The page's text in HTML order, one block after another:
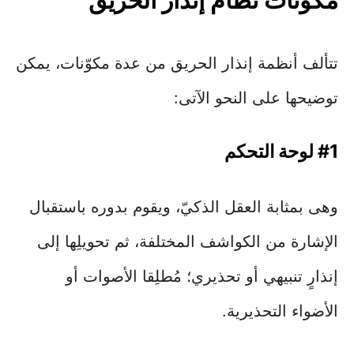
تتألف أنظمة إنذار الحريق من عدة مكوّنات، يمكن
توضيحها على النحو الآتى:
#1 لوحة التحكم
وهى بمثابة العقل الذكيّ، ويقوم بدوره باستقبال
الإشارة من الكواشف المختلفة، ثم تحويلِها إلى
إنذارٍ تنبيهي أو تحذيري؛ مُطلِقا الأصوات أو
الأضواء التحذيرية.